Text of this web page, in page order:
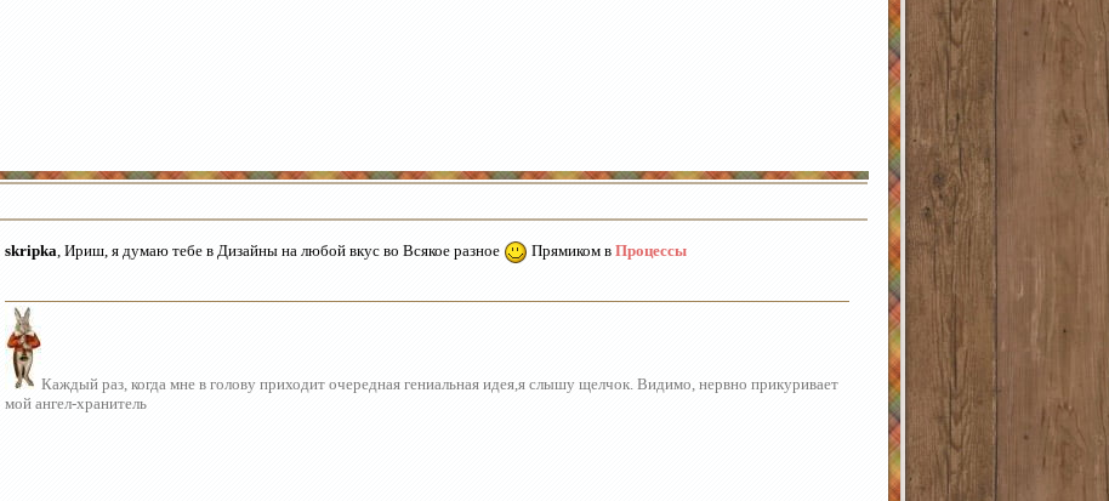
skripka, Ириш, я думаю тебе в Дизайны на любой вкус во Всякое разное Прямиком в Процессы
Каждый раз, когда мне в голову приходит очередная гениальная идея,я слышу щелчок. Видимо, нервно прикуривает
мой ангел-хранитель